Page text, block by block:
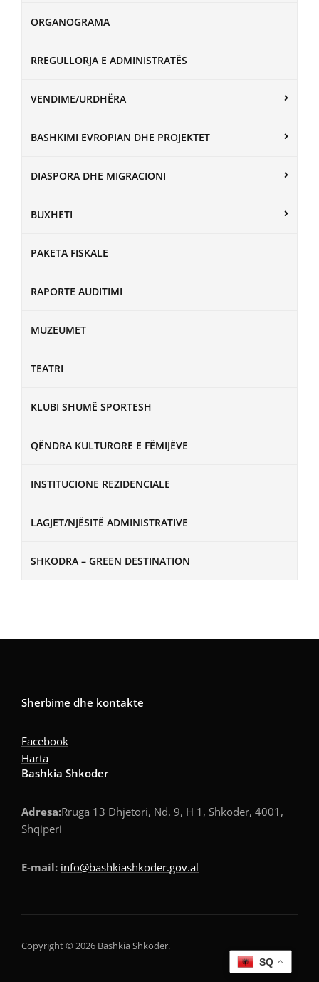
ORGANOGRAMA
RREGULLORJA E ADMINISTRATËS
VENDIME/URDHËRA
BASHKIMI EVROPIAN DHE PROJEKTET
DIASPORA DHE MIGRACIONI
BUXHETI
PAKETA FISKALE
RAPORTE AUDITIMI
MUZEUMET
TEATRI
KLUBI SHUMË SPORTESH
QËNDRA KULTURORE E FËMIJËVE
INSTITUCIONE REZIDENCIALE
LAGJET/NJËSITË ADMINISTRATIVE
SHKODRA – GREEN DESTINATION
Sherbime dhe kontakte
Facebook
Harta
Bashkia Shkoder
Adresa:Rruga 13 Dhjetori, Nd. 9, H 1, Shkoder, 4001,
Shqiperi
E-mail: info@bashkiashkoder.gov.al
Copyright © 2026 Bashkia Shkoder.
SQ